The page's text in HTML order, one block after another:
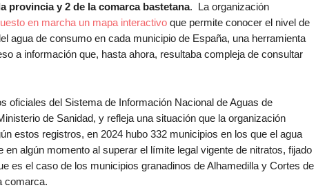
provincia y 2 de la comarca bastetana. La organización
en marcha un mapa interactivoque permite conocer el nivel de
agua de consumo en cada municipio de España, una herramienta
a información que, hasta ahora, resultaba compleja de consultar
oficiales del Sistema de Información Nacional de Aguas de
de Sanidad, y refleja una situación que la organización
estos registros, en 2024 hubo 332 municipios en los que el agua
en algún momento al superar el límite legal vigente de nitratos, fijado
es el caso de los municipios granadinos de Alhamedilla y Cortes de
comarca.